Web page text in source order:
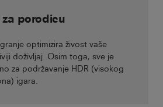
porodicu
optimizira živost vaše
doživljaj. Osim toga, sve je
za podržavanje HDR (visokog
igara.